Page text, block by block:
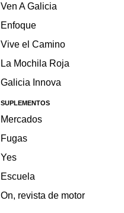
Ven A Galicia
Enfoque
Vive el Camino
La Mochila Roja
Galicia Innova
SUPLEMENTOS
Mercados
Fugas
Yes
Escuela
On, revista de motor